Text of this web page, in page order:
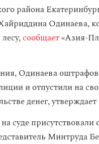
района
Одинаева,
сообщает«Азия-
Одинаева
и отпустили на
денег,
суде
Минтруда